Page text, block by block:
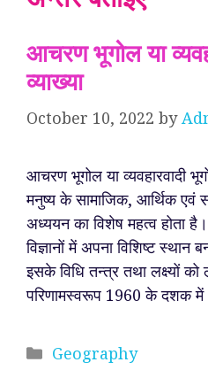
आचरण भूगोल या
व्याख्या
October 10, 2022 by
आचरण भूगोल या व्यवहारवादी
मनुष्य के सामाजिक, आर्थिक एवं
अध्ययन का विशेष महत्व होता
विज्ञानों में अपना विशिष्ट
इसके विधि तन्त्र तथा लक्ष्यों
परिणामस्वरूप 1960 के दशक
Categories
Geography